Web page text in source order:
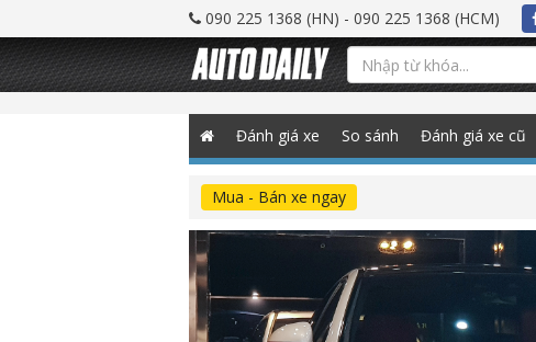
090 225 1368 (HN) - 090 225 1368 (HCM)
Đánh giá xe So sánh Đánh giá xe cũ
Mua - Bán xe ngay